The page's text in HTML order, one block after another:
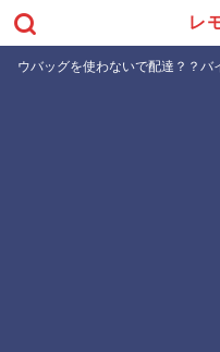
レ
ウバッグを使わないで配達？？